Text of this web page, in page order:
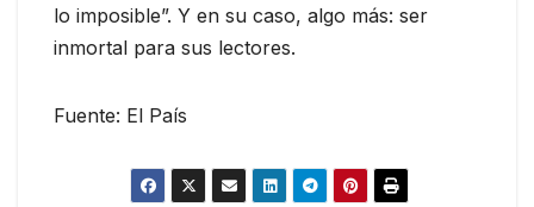
lo imposible”. Y en su caso, algo más: ser
inmortal para sus lectores.
Fuente: El País